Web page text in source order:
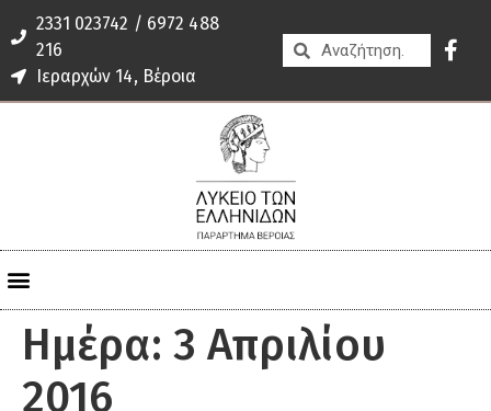
2331 023742 / 6972 488
216
Ιεραρχών 14, Βέροια
Ημέρα: 3 Απριλίου
2016